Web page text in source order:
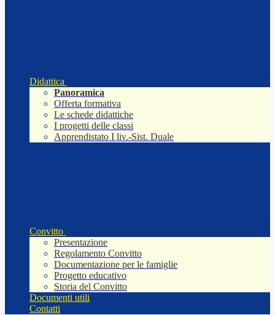
Didattica
Panoramica
Offerta formativa
Le schede didattiche
I progetti delle classi
Apprendistato I liv.-Sist. Duale
Convitto
Presentazione
Regolamento Convitto
Documentazione per le famiglie
Progetto educativo
Storia del Convitto
Documenti utili
Contatti